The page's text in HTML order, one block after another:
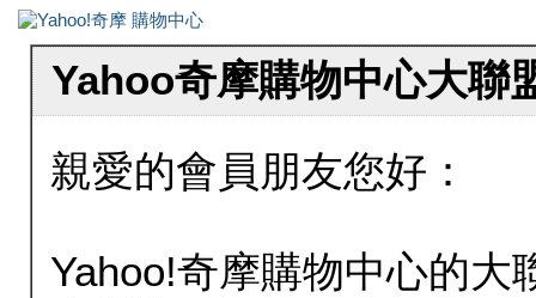
Yahoo奇摩購物中心大聯
親愛的會員朋友您好：
Yahoo!奇摩購物中心的大